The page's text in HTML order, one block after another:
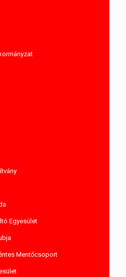
Egyesület
Mentőcsoport